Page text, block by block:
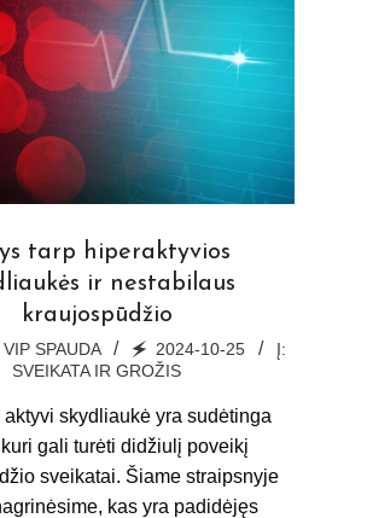
tarp hiperaktyvios
ir nestabilaus
kraujospūdžio
VIP SPAUDA 🗲 2024-10-25
Į:
SVEIKATA IR GROŽIS
aktyvi skydliaukė yra sudėtinga
gali turėti didžiulį poveikį
sveikatai. Šiame straipsnyje
kas yra padidėjęs